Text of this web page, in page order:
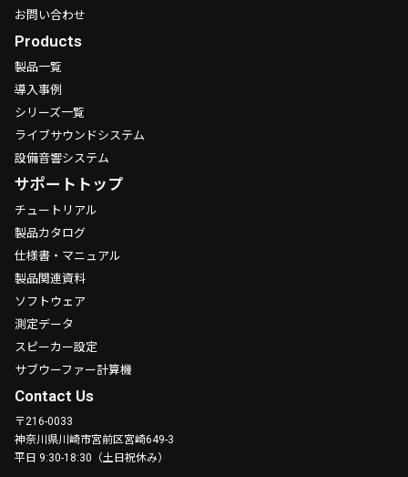
お問い合わせ
Products
製品一覧
導入事例
シリーズ一覧
ライブサウンドシステム
設備音響システム
サポートトップ
チュートリアル
製品カタログ
仕様書・マニュアル
製品関連資料
ソフトウェア
測定データ
スピーカー設定
サブウーファー計算機
Contact Us
〒216-0033
神奈川県川崎市宮前区宮崎649-3
平日 9:30-18:30（土日祝休み）